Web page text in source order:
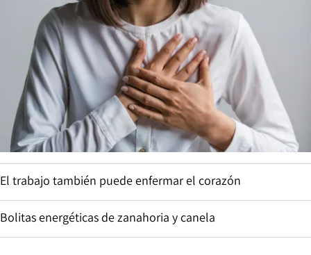
El trabajo también puede enfermar el corazón
Bolitas energéticas de zanahoria y canela